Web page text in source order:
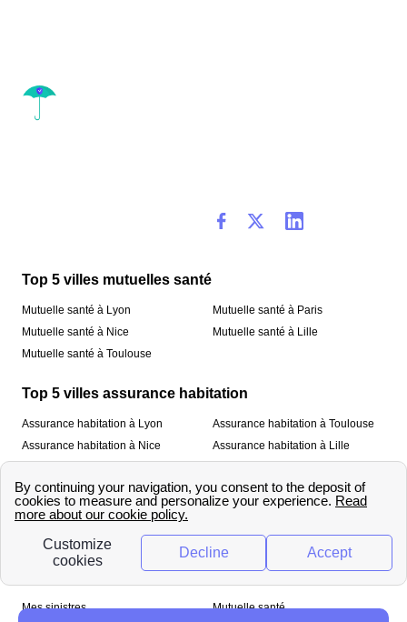
Top 5 villes mutuelles santé
Mutuelle santé à Lyon
Mutuelle santé à Nice
Mutuelle santé à Toulouse
Mutuelle santé à Paris
Mutuelle santé à Lille
Top 5 villes assurance habitation
Assurance habitation à Lyon
Assurance habitation à Nice
Assurance habitation à Toulouse
Assurance habitation à Lille
À propos
Qui sommes-nous ? Mentions légales
Mes sinistres Mutuelle santé